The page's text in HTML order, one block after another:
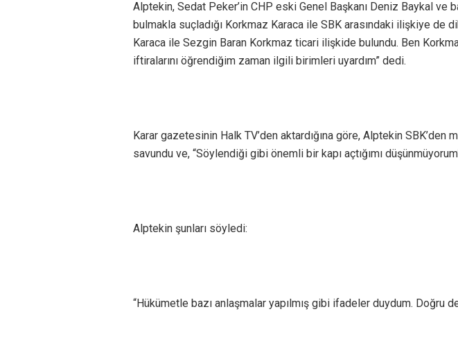
Alptekin, Sedat Peker’in CHP eski Genel Başkanı Deniz Baykal ve
bulmakla suçladığı Korkmaz Karaca ile SBK arasındaki ilişkiye de
Karaca ile Sezgin Baran Korkmaz ticari ilişkide bulundu. Ben
iftiralarını öğrendiğim zaman ilgili birimleri uyardım” dedi.
Karar gazetesinin Halk TV’den aktardığına göre, Alptekin SBK’den
savundu ve, “Söylendiği gibi önemli bir kapı açtığımı
Alptekin şunları söyledi:
“Hükümetle bazı anlaşmalar yapılmış gibi ifadeler duydum. Doğru